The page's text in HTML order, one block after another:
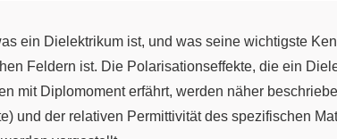
ein Dielektrikum ist, und was seine wichtigste
Feldern ist. Die Polarisationseffekte, die ein
mit Diplomoment erfährt, werden näher
und der relativen Permittivität des spezifischen